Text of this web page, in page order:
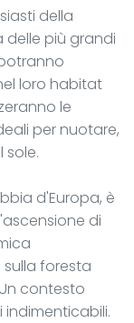
della
più grandi
loro habitat
le
per nuotare,
sole.
d'Europa, è
di
foresta
contesto